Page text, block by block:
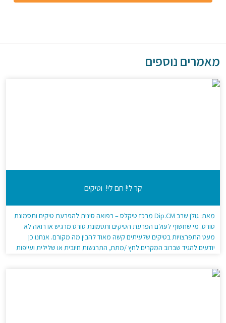
מאמרים נוספים
קר לי! חם לי! וטיקים
מאת: גולן שרב Dip.CM מרכז טיקלס – רפואה סינית להפרעת טיקים ותסמונת
טורט. מי שחשוף לעולם הפרעת הטיקים ותסמונת טורט מרגיש או רואה לא
מעט התפרצויות בטיקים שלעיתים קשה מאוד להבין מה מקורם. אנחנו כן
יודעים להגיד שברוב המקרים לחץ /מתח, התרגשות חיובית או שלילית ועייפות